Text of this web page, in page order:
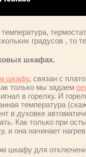
градусов , то
шкафах.
шкафу, связан с
только мы задаем
в горелку. И
температура
в духовке
Как только при
и она начинает
шкафу для